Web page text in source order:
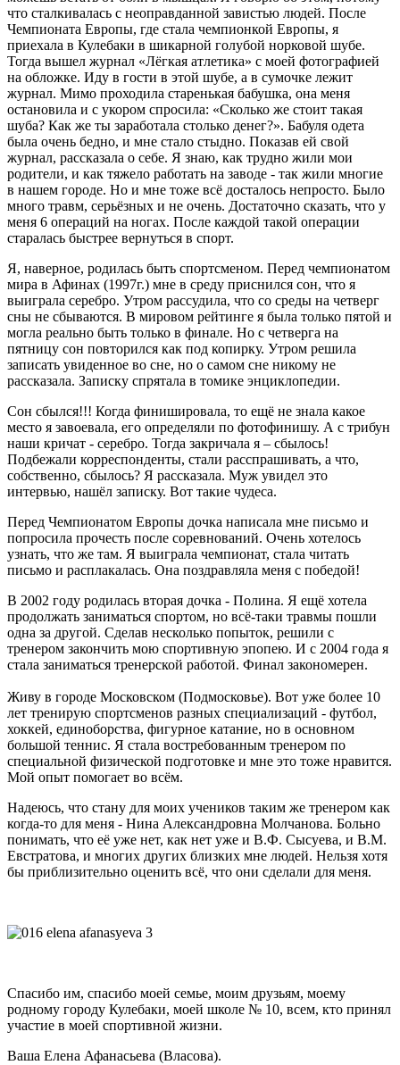
что сталкивалась с неоправданной завистью людей. После
Чемпионата Европы, где стала чемпионкой Европы, я
приехала в Кулебаки в шикарной голубой норковой шубе.
Тогда вышел журнал «Лёгкая атлетика» с моей фотографией
на обложке. Иду в гости в этой шубе, а в сумочке лежит
журнал. Мимо проходила старенькая бабушка, она меня
остановила и с укором спросила: «Сколько же стоит такая
шуба? Как же ты заработала столько денег?». Бабуля одета
была очень бедно, и мне стало стыдно. Показав ей свой
журнал, рассказала о себе. Я знаю, как трудно жили мои
родители, и как тяжело работать на заводе - так жили многие
в нашем городе. Но и мне тоже всё досталось непросто. Было
много травм, серьёзных и не очень. Достаточно сказать, что у
меня 6 операций на ногах. После каждой такой операции
старалась быстрее вернуться в спорт.
Я, наверное, родилась быть спортсменом. Перед чемпионатом
мира в Афинах (1997г.) мне в среду приснился сон, что я
выиграла серебро. Утром рассудила, что со среды на четверг
сны не сбываются. В мировом рейтинге я была только пятой и
могла реально быть только в финале. Но с четверга на
пятницу сон повторился как под копирку. Утром решила
записать увиденное во сне, но о самом сне никому не
рассказала. Записку спрятала в томике энциклопедии.
Сон сбылся!!! Когда финишировала, то ещё не знала какое
место я завоевала, его определяли по фотофинишу. А с трибун
наши кричат - серебро. Тогда закричала я – сбылось!
Подбежали корреспонденты, стали расспрашивать, а что,
собственно, сбылось? Я рассказала. Муж увидел это
интервью, нашёл записку. Вот такие чудеса.
Перед Чемпионатом Европы дочка написала мне письмо и
попросила прочесть после соревнований. Очень хотелось
узнать, что же там. Я выиграла чемпионат, стала читать
письмо и расплакалась. Она поздравляла меня с победой!
В 2002 году родилась вторая дочка - Полина. Я ещё хотела
продолжать заниматься спортом, но всё-таки травмы пошли
одна за другой. Сделав несколько попыток, решили с
тренером закончить мою спортивную эпопею. И с 2004 года я
стала заниматься тренерской работой. Финал закономерен.
Живу в городе Московском (Подмосковье). Вот уже более 10
лет тренирую спортсменов разных специализаций - футбол,
хоккей, единоборства, фигурное катание, но в основном
большой теннис. Я стала востребованным тренером по
специальной физической подготовке и мне это тоже нравится.
Мой опыт помогает во всём.
Надеюсь, что стану для моих учеников таким же тренером как
когда-то для меня - Нина Александровна Молчанова. Больно
понимать, что её уже нет, как нет уже и В.Ф. Сысуева, и В.М.
Евстратова, и многих других близких мне людей. Нельзя хотя
бы приблизительно оценить всё, что они сделали для меня.
Спасибо им, спасибо моей семье, моим друзьям, моему
родному городу Кулебаки, моей школе № 10, всем, кто принял
участие в моей спортивной жизни.
Ваша Елена Афанасьева (Власова).